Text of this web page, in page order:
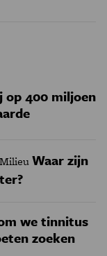
op 400 miljoen
Waar zijn
we tinnitus
zoeken